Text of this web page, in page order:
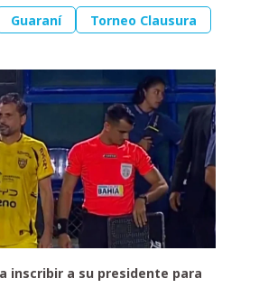
Guaraní Torneo Clausura
inscribir a su presidente para